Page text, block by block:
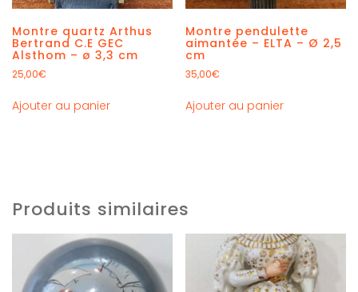
Montre quartz Arthus
Bertrand C.E GEC
Alsthom – ø 3,3 cm
25,00€
Ajouter au panier
Montre pendulette
aimantée – ELTA – Ø 2,5
cm
35,00€
Ajouter au panier
Produits similaires